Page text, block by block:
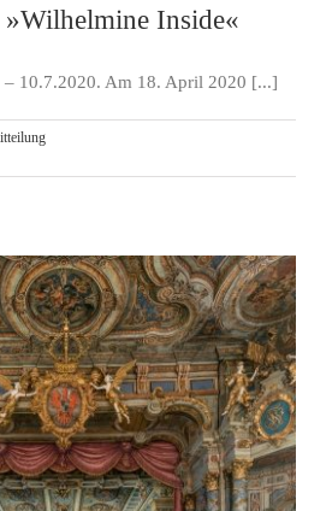
Inside«
– 10.7.2020. Am 18. April 2020 [...]